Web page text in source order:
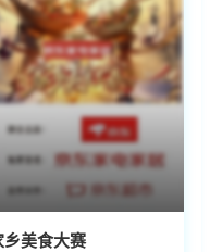
乡美食大赛